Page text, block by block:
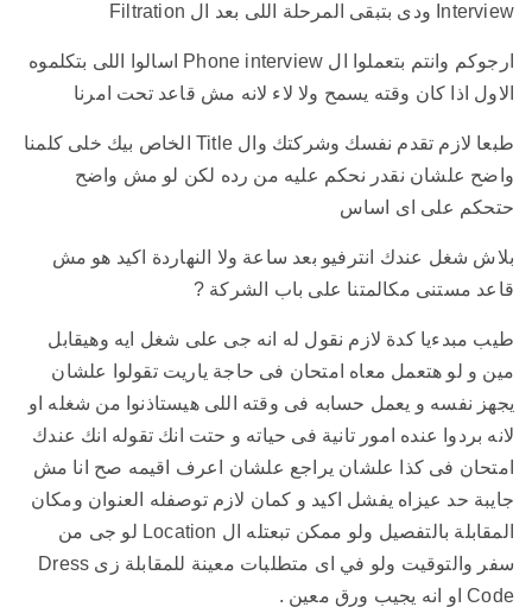
Interview ودى بتبقى المرحلة اللى بعد ال Filtration
ارجوكم وانتم بتعملوا ال Phone interview اسالوا اللى بتكلموه
الاول اذا كان وقته يسمح ولا لاء لانه مش قاعد تحت امرنا
طبعا لازم تقدم نفسك وشركتك وال Title الخاص بيك خلى كلمنا
واضح علشان نقدر نحكم عليه من رده لكن لو مش واضح
حتحكم على اى اساس
بلاش شغل عندك انترفيو بعد ساعة ولا النهاردة اكيد هو مش
قاعد مستنى مكالمتنا على باب الشركة ?
طيب مبدءيا كدة لازم نقول له انه جى على شغل ايه وهيقابل
مين و لو هتعمل معاه امتحان فى حاجة ياريت تقولوا علشان
يجهز نفسه و يعمل حسابه فى وقته اللى هيستاذنوا من شغله او
لانه بردوا عنده امور تانية فى حياته و حتت انك تقوله انك عندك
امتحان فى كذا علشان يراجع علشان اعرف اقيمه صح انا مش
جايبة حد عيزاه يفشل اكيد و كمان لازم توصفله العنوان ومكان
المقابلة بالتفصيل ولو ممكن تبعتله ال Location لو جى من
سفر والتوقيت ولو في اى متطلبات معينة للمقابلة زى Dress
Code او انه يجيب ورق معين .